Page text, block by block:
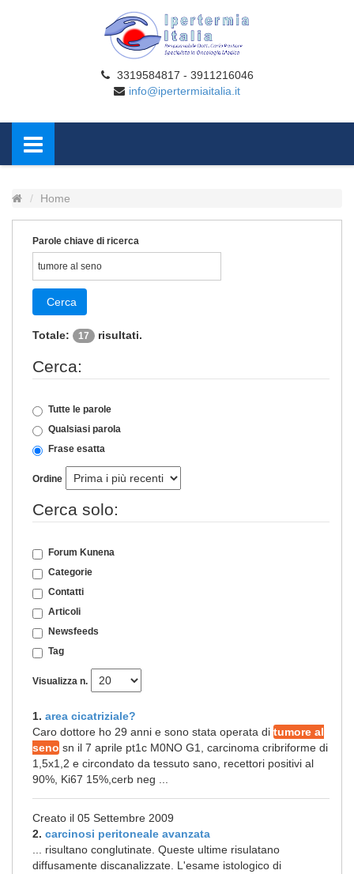
3319584817 - 3911216046
info@ipertermiaitalia.it
Home
Parole chiave di ricerca
Cerca
Totale: 17 risultati.
Cerca:
Tutte le parole
Qualsiasi parola
Frase esatta
Ordine
Cerca solo:
Forum Kunena
Categorie
Contatti
Articoli
Newsfeeds
Tag
Visualizza n.
1. area cicatriziale?
Caro dottore ho 29 anni e sono stata operata di tumore al
seno sn il 7 aprile pt1c M0NO G1, carcinoma cribriforme di
1,5x1,2 e circondato da tessuto sano, recettori positivi al
90%, Ki67 15%,cerb neg ...
Creato il 05 Settembre 2009
2. carcinosi peritoneale avanzata
... risultano conglutinate. Queste ultime risulatano
diffusamente discanalizzate. L'esame istologico di